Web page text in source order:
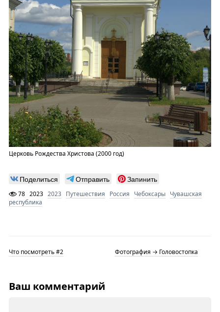
Церковь Рождества Христова (2000 год)
Поделиться Отправить Запинить
78 2023 2023 Путешествия Россия Чебоксары Чувашская
республика
Что посмотреть #2 Фотография → Головостопка
Ваш комментарий